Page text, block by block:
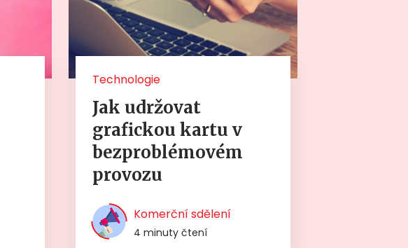
Technologie
Jak udržovat
grafickou kartu v
bezproblémovém
provozu
Komerční sdělení
4 minuty čtení